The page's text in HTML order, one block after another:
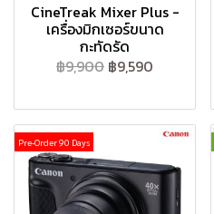
CineTreak Mixer Plus -
เครื่องมิกเซอร์ขนาด
กะทัดรัด
฿9,900 ฿9,590
Pre-Order 90 Days